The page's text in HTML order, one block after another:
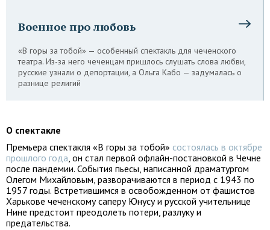
Военное про любовь
«В горы за тобой» — особенный спектакль для чеченского
театра. Из-за него чеченцам пришлось слушать слова любви,
русские узнали о депортации, а Ольга Кабо — задумалась о
разнице религий
О спектакле
Премьера спектакля «В горы за тобой» состоялась в октябре
прошлого года, он стал первой офлайн-постановкой в Чечне
после пандемии. События пьесы, написанной драматургом
Олегом Михайловым, разворачиваются в период с 1943 по
1957 годы. Встретившимся в освобожденном от фашистов
Харькове чеченскому саперу Юнусу и русской учительнице
Нине предстоит преодолеть потери, разлуку и
предательства.